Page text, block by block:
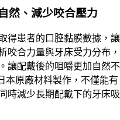
然、減少咬合壓力
得患者的口腔黏膜數據，讓
咬合力量與牙床受力分布，
讓配戴後的咀嚼更加自然不
本原廠材料製作，不僅能有
時減少長期配戴下的牙床吸